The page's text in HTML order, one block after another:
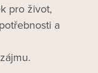
pro život,
a